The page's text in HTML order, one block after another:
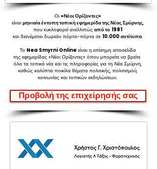
Οι «Νέοι Ορίζοντες»
είναι μηνιαία έντυπη τοπική εφημερίδα της Νέας Σμύρνης,
που κυκλοφορεί ανελλιπώς από το 1981
και διανέμεται δωρεάν πόρτα-πόρτα σε 10.000 αντίτυπα.
Το Nea Smyrni Onlineείναι η επίσημη ιστοσελίδα
της εφημερίδας «Νέοι Ορίζοντες» όπου μπορείτε να βρείτε
όλα τα τοπικά νέα και τις πληροφορίες για τη Νέα Σμύρνη,
καθώς καλύπτει ποικίλα θέματα πολιτικής, πολιτισμού,
κοινωνίας και τοπικών εκδηλώσεων.
Προβολή της επιχείρησής σας